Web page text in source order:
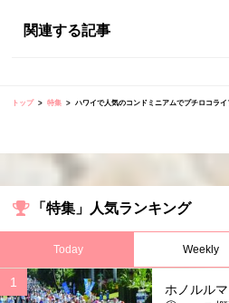
関連する記事
トップ 特集 ハワイで人気のコンドミニアムでプチロコライ
「特集」人気ランキング
Today Weekly
ホノルル